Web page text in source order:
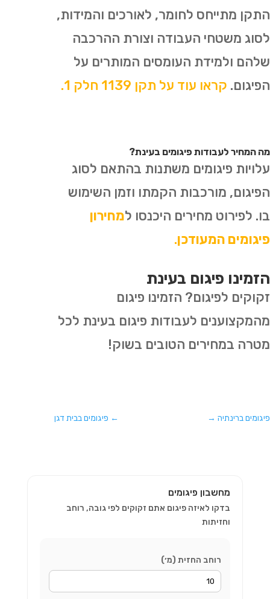
התקן מתייחס לחומר, לאורכים והמידות,
לסוג משטחי העבודה וצורת ההרכבה
שלהם ולמידת העומסים המותרים על
הפיגום. קראו עוד על תקן 1139 חלק 1.
מה המחיר לעבודות פיגומים בעינת?
עלויות פיגומים משתנות בהתאם לסוג
הפיגום, מורכבות הקמתו וזמן השימוש
בו. לפירוט מחירים היכנסו למחירון
פיגומים המעודכן.
הזמינו פיגום בעינת
זקוקים לפיגום? הזמינו פיגום
מהמקצוענים לעבודות פיגום בעינת לכל
מטרה במחירים הטובים בשוק!
← פיגומים בבית דגן פיגומים ברינתיה →
מחשבון פיגומים
בדקו לאיזה פיגום אתם זקוקים לפי גובה, רוחב
וחזיתות
רוחב החזית (מ׳)